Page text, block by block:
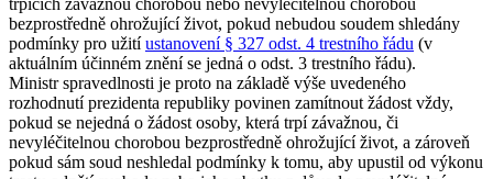
bezprostředně ohrožující život, pokud nebudou soudem shledány
podmínky pro užitíustanovení § 327 odst. 4 trestního řádu (v
aktuálním účinném znění se jedná o odst. 3 trestního řádu).
Ministr spravedlnosti je proto na základě výše uvedeného
rozhodnutí prezidenta republiky povinen zamítnout žádost vždy,
pokud se nejedná o žádost osoby, která trpí závažnou, či
nevyléčitelnou chorobou bezprostředně ohrožující život, a zároveň
pokud sám soud neshledal podmínky k tomu, aby upustil od výkonu